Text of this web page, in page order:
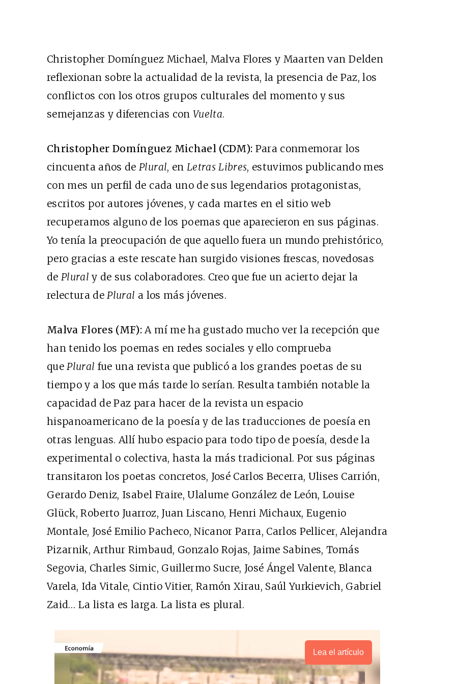
Christopher Domínguez Michael, Malva Flores y Maarten van Delden
reflexionan sobre la actualidad de la revista, la presencia de Paz, los
conflictos con los otros grupos culturales del momento y sus
semejanzas y diferencias con Vuelta.
Christopher Domínguez Michael (CDM): Para conmemorar los
cincuenta años dePlural, en Letras Libres, estuvimos publicando mes
con mes un perfil de cada uno de sus legendarios protagonistas,
escritos por autores jóvenes, y cada martes en el sitio web
recuperamos alguno de los poemas que aparecieron en sus páginas.
Yo tenía la preocupación de que aquello fuera un mundo prehistórico,
pero gracias a este rescate han surgido visiones frescas, novedosas
dePlural y de sus colaboradores. Creo que fue un acierto dejar la
relectura dePlural a los más jóvenes.
Malva Flores (MF): A mí me ha gustado mucho ver la recepción que
han tenido los poemas en redes sociales y ello comprueba
quePlural fue una revista que publicó a los grandes poetas de su
tiempo y a los que más tarde lo serían. Resulta también notable la
capacidad de Paz para hacer de la revista un espacio
hispanoamericano de la poesía y de las traducciones de poesía en
otras lenguas. Allí hubo espacio para todo tipo de poesía, desde la
experimental o colectiva, hasta la más tradicional. Por sus páginas
transitaron los poetas concretos, José Carlos Becerra, Ulises Carrión,
Gerardo Deniz, Isabel Fraire, Ulalume González de León, Louise
Glück, Roberto Juarroz, Juan Liscano, Henri Michaux, Eugenio
Montale, José Emilio Pacheco, Nicanor Parra, Carlos Pellicer, Alejandra
Pizarnik, Arthur Rimbaud, Gonzalo Rojas, Jaime Sabines, Tomás
Segovia, Charles Simic, Guillermo Sucre, José Ángel Valente, Blanca
Varela, Ida Vitale, Cintio Vitier, Ramón Xirau, Saúl Yurkievich, Gabriel
Zaid… La lista es larga. La lista es plural.
Lea el artículo